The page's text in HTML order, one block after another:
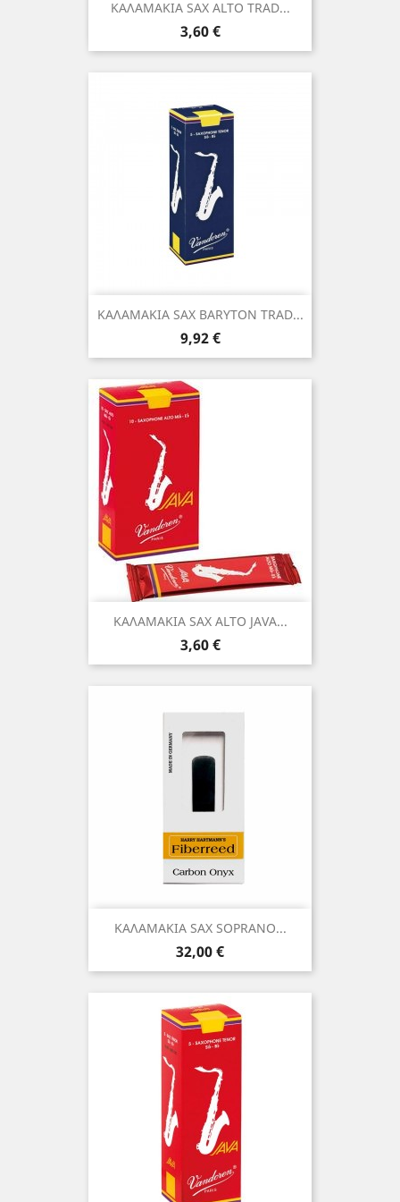
ΚΑΛΑΜΑΚΙΑ SAX ALTO TRAD...
Τιμή
3,60 €
ΚΑΛΑΜΑΚΙΑ SAX BARYTON TRAD...
Τιμή
9,92 €
ΚΑΛΑΜΑΚΙΑ SAX ALTO JAVA...
Τιμή
3,60 €
ΚΑΛΑΜΑΚΙΑ SAX SOPRANO...
Τιμή
32,00 €